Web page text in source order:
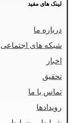
لینک های مفید
درباره ما
شبکه های اجتماعی
اخبار
تحقیق
تماس با ما
رویدادها